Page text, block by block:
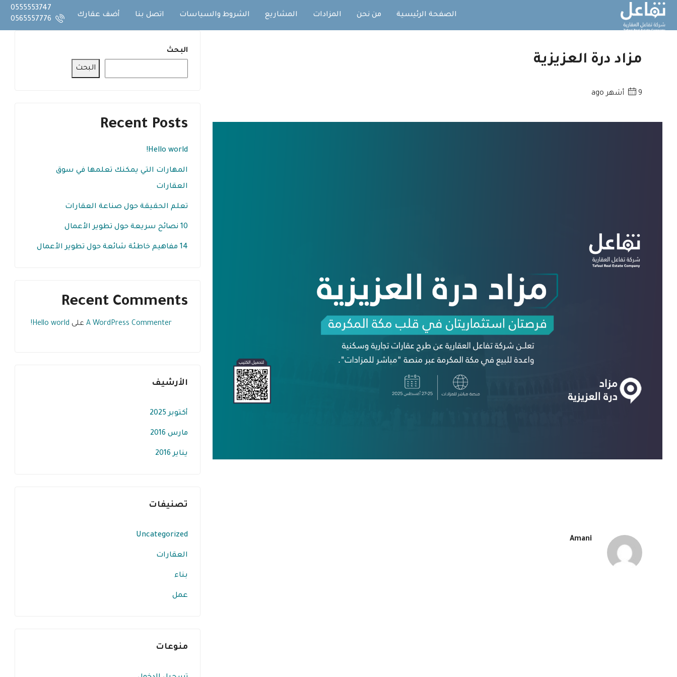
الصفحة الرئيسية من نحن المزادات المشاريع الشروط والسياسات اتصل بنا أضف عقارك
0555553747
0565557776
مزاد درة العزيزية
9 أشهر ago
Amani
البحث
البحث
Recent Posts
Hello world!
المهارات التي يمكنك تعلمها في سوق
العقارات
تعلم الحقيقة حول صناعة العقارات
10 نصائح سريعة حول تطوير الأعمال
14 مفاهيم خاطئة شائعة حول تطوير الأعمال
Recent Comments
A WordPress Commenter على Hello world!
الأرشيف
أكتوبر 2025
مارس 2016
يناير 2016
تصنيفات
Uncategorized
العقارات
بناء
عمل
منوعات